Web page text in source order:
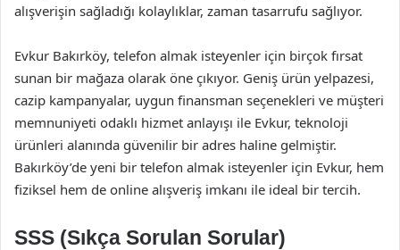
alışverişin sağladığı kolaylıklar, zaman tasarrufu sağlıyor.
Evkur Bakırköy, telefon almak isteyenler için birçok fırsat
sunan bir mağaza olarak öne çıkıyor. Geniş ürün yelpazesi,
cazip kampanyalar, uygun finansman seçenekleri ve müşteri
memnuniyeti odaklı hizmet anlayışı ile Evkur, teknoloji
ürünleri alanında güvenilir bir adres haline gelmiştir.
Bakırköy’de yeni bir telefon almak isteyenler için Evkur, hem
fiziksel hem de online alışveriş imkanı ile ideal bir tercih.
SSS (Sıkça Sorulan Sorular)